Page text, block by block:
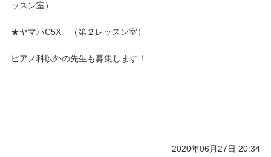
ッスン室）
★ヤマハC5X （第２レッスン室）
ピアノ科以外の先生も募集します！
2020年06月27日 20:34